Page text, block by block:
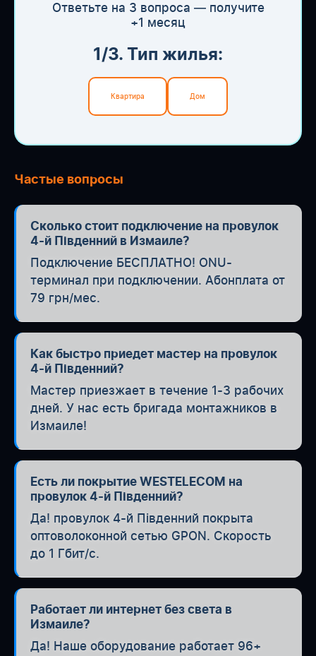
Ответьте на 3 вопроса — получите
+1 месяц
1/3. Тип жилья:
Квартира Дом
Частые вопросы
Сколько стоит подключение на провулок
4-й Південний в Измаиле?
Подключение БЕСПЛАТНО! ONU-
терминал при подключении. Абонплата от
79 грн/мес.
Как быстро приедет мастер на провулок
4-й Південний?
Мастер приезжает в течение 1-3 рабочих
дней. У нас есть бригада монтажников в
Измаиле!
Есть ли покрытие WESTELECOM на
провулок 4-й Південний?
Да! провулок 4-й Південний покрыта
оптоволоконной сетью GPON. Скорость
до 1 Гбит/с.
Работает ли интернет без света в
Измаиле?
Да! Наше оборудование работает 96+